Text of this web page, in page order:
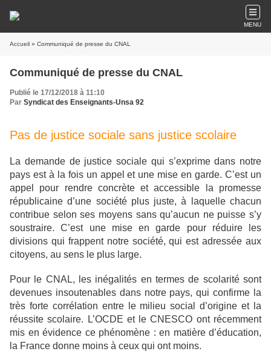
MENU
Accueil » Communiqué de presse du CNAL
Communiqué de presse du CNAL
Publié le 17/12/2018 à 11:10
Par Syndicat des Enseignants-Unsa 92
Pas de justice sociale sans justice scolaire
La demande de justice sociale qui s’exprime dans notre
pays est à la fois un appel et une mise en garde. C’est un
appel pour rendre concrète et accessible la promesse
républicaine d’une société plus juste, à laquelle chacun
contribue selon ses moyens sans qu’aucun ne puisse s’y
soustraire. C’est une mise en garde pour réduire les
divisions qui frappent notre société, qui est adressée aux
citoyens, au sens le plus large.
Pour le CNAL, les inégalités en termes de scolarité sont
devenues insoutenables dans notre pays, qui confirme la
très forte corrélation entre le milieu social d’origine et la
réussite scolaire. L’OCDE et le CNESCO ont récemment
mis en évidence ce phénomène : en matière d’éducation,
la France donne moins à ceux qui ont moins.